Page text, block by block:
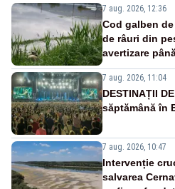
7 aug. 2026, 12:36
Cod galben
de râuri din
avertizare
7 aug. 2026, 11:04
DESTINAȚII
săptămână în
7 aug. 2026, 10:47
Intervenție
salvarea